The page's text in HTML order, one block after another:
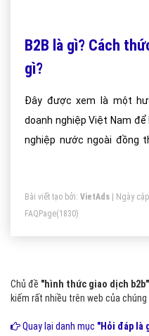
B2B là gì? Cách
gì?
Đây được xem là một
doanh nghiệp Việt Nam
nghiệp nước ngoài đồng
Bài viết tạo bởi: VietAds | Ngày
FAQPage(1830)
Chủ đề "hình thức giao dịch b2b"
kiếm rất nhiều trên web của
Quay lại danh mục "Hỏi đáp là